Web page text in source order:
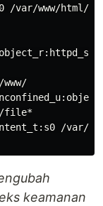
/var/www/
file*
/var/
keamanan